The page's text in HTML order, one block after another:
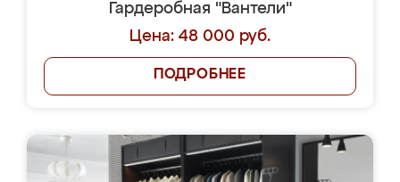
Гардеробная "Вантели"
Цена: 48 000 руб.
ПОДРОБНЕЕ